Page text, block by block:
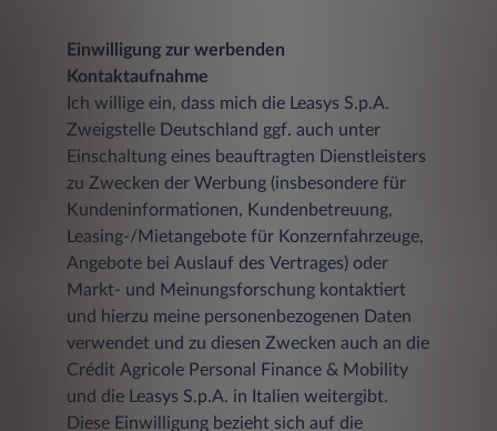
Einwilligung zur werbenden
Kontaktaufnahme
Ich willige ein, dass mich die Leasys S.p.A.
Zweigstelle Deutschland ggf. auch unter
Einschaltung eines beauftragten Dienstleisters
zu Zwecken der Werbung (insbesondere für
Kundeninformationen, Kundenbetreuung,
Leasing-/Mietangebote für Konzernfahrzeuge,
Angebote bei Auslauf des Vertrages) oder
Markt- und Meinungsforschung kontaktiert
und hierzu meine personenbezogenen Daten
verwendet und zu diesen Zwecken auch an die
Crédit Agricole Personal Finance & Mobility
und die Leasys S.p.A. in Italien weitergibt.
Diese Einwilligung bezieht sich auf die